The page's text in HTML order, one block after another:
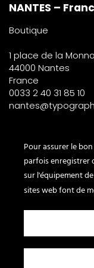
NANTES –
Boutique
1 place de la
44000 Nantes
France
0033 2 40 31 85 10
PARIS – France
Corner
le Bon Marché
24 rue de Sèvres
France
Pour assurer le
parfois enregistrer
sur l'équipement
sites web font de